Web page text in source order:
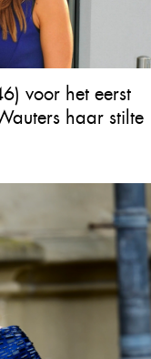
voor het eerst
haar stilte